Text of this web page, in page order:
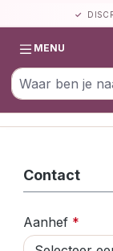
Ga naar de
MENU
Contact
Aanhef *